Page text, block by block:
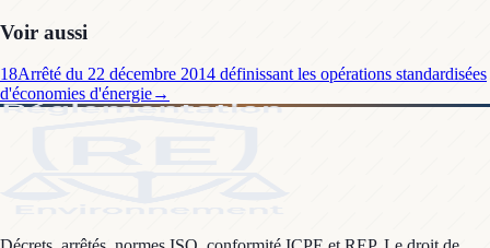
Voir aussi
18Arrêté du 22 décembre 2014 définissant les opérations standardisées
d'économies d'énergie→